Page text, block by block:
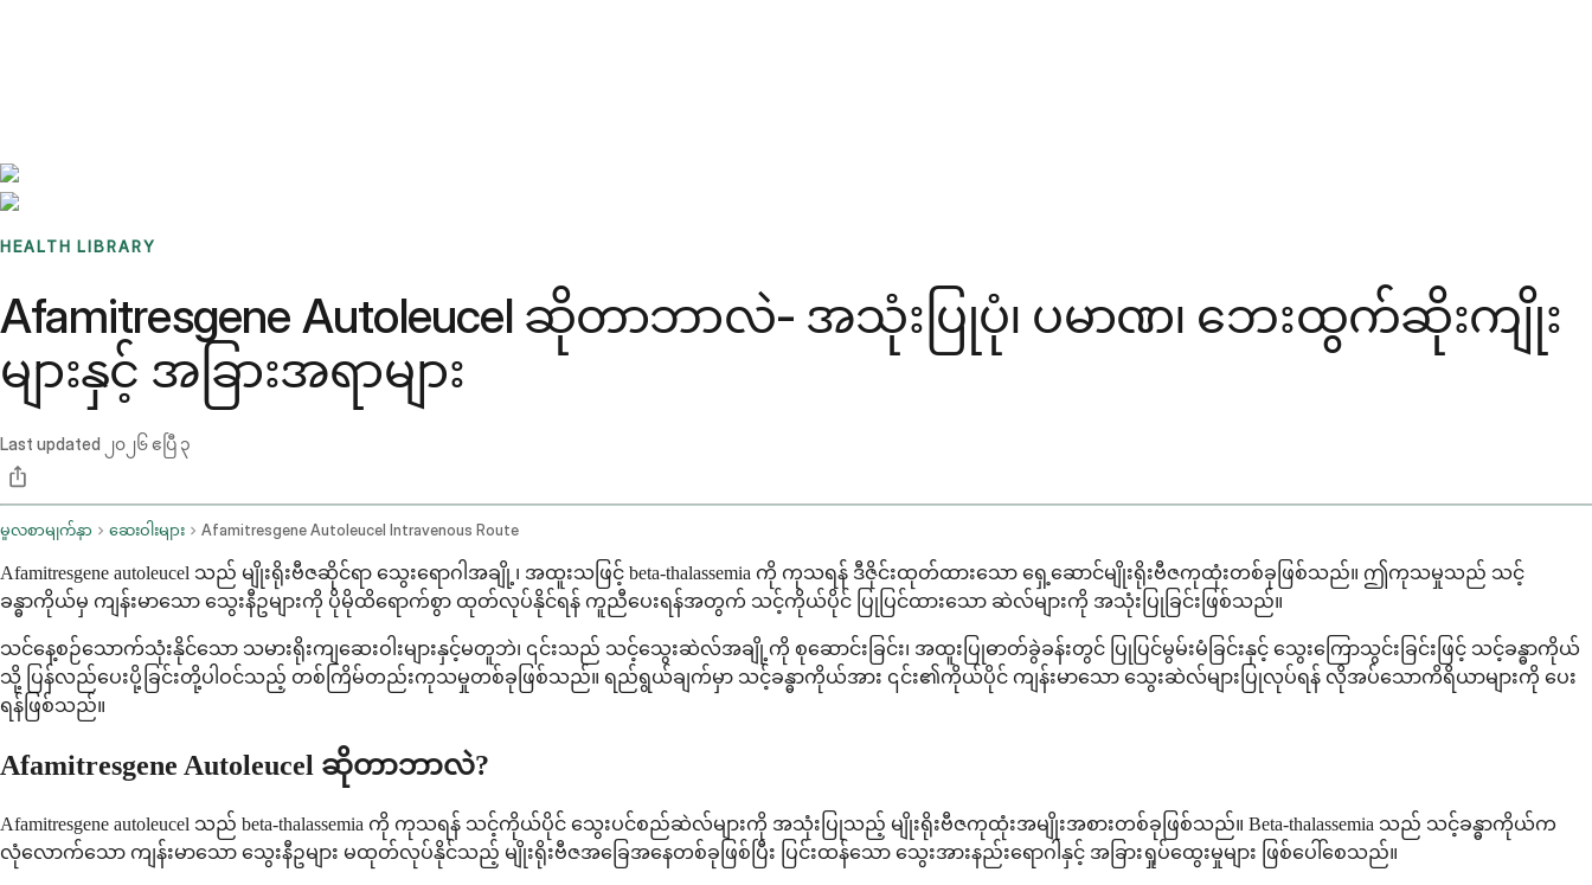
HEALTH LIBRARY
Afamitresgene Autoleucel ဆိုတာဘာလဲ- အသုံးပြုပုံ၊ ပမာဏ၊ ဘေးထွက်ဆိုးကျိုး
များနှင့် အခြားအရာများ
Last updated ၂၀၂၆ ဧပြီ ၃
မူလစာမျက်နှာ ဆေးဝါးများ Afamitresgene Autoleucel Intravenous Route
Afamitresgene autoleucel သည် မျိုးရိုးဗီဇဆိုင်ရာ သွေးရောဂါအချို့၊ အထူးသဖြင့် beta-thalassemia ကို ကုသရန် ဒီဇိုင်းထုတ်ထားသော ရှေ့ဆောင်မျိုးရိုးဗီဇကုထုံးတစ်ခုဖြစ်သည်။ ဤကုသမှုသည် သင့်
ခန္ဓာကိုယ်မှ ကျန်းမာသော သွေးနီဥများကို ပိုမိုထိရောက်စွာ ထုတ်လုပ်နိုင်ရန် ကူညီပေးရန်အတွက် သင့်ကိုယ်ပိုင် ပြုပြင်ထားသော ဆဲလ်များကို အသုံးပြုခြင်းဖြစ်သည်။
သင်နေ့စဉ်သောက်သုံးနိုင်သော သမားရိုးကျဆေးဝါးများနှင့်မတူဘဲ၊ ၎င်းသည် သင့်သွေးဆဲလ်အချို့ကို စုဆောင်းခြင်း၊ အထူးပြုဓာတ်ခွဲခန်းတွင် ပြုပြင်မွမ်းမံခြင်းနှင့် သွေးကြောသွင်းခြင်းဖြင့် သင့်ခန္ဓာကိုယ်
သို့ ပြန်လည်ပေးပို့ခြင်းတို့ပါဝင်သည့် တစ်ကြိမ်တည်းကုသမှုတစ်ခုဖြစ်သည်။ ရည်ရွယ်ချက်မှာ သင့်ခန္ဓာကိုယ်အား ၎င်း၏ကိုယ်ပိုင် ကျန်းမာသော သွေးဆဲလ်များပြုလုပ်ရန် လိုအပ်သောကိရိယာများကို ပေး
ရန်ဖြစ်သည်။
Afamitresgene Autoleucel ဆိုတာဘာလဲ?
Afamitresgene autoleucel သည် beta-thalassemia ကို ကုသရန် သင့်ကိုယ်ပိုင် သွေးပင်စည်ဆဲလ်များကို အသုံးပြုသည့် မျိုးရိုးဗီဇကုထုံးအမျိုးအစားတစ်ခုဖြစ်သည်။ Beta-thalassemia သည် သင့်ခန္ဓာကိုယ်က
လုံလောက်သော ကျန်းမာသော သွေးနီဥများ မထုတ်လုပ်နိုင်သည့် မျိုးရိုးဗီဇအခြေအနေတစ်ခုဖြစ်ပြီး ပြင်းထန်သော သွေးအားနည်းရောဂါနှင့် အခြားရှုပ်ထွေးမှုများ ဖြစ်ပေါ်စေသည်။